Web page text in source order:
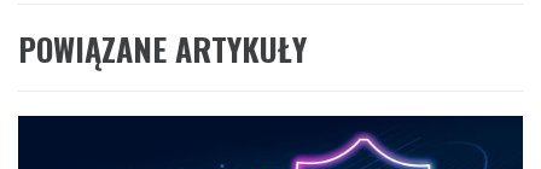
POWIĄZANE ARTYKUŁY